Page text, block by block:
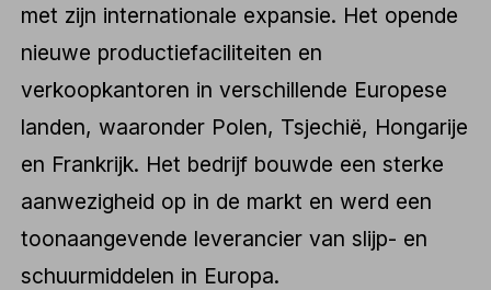
met zijn internationale expansie. Het opende
nieuwe productiefaciliteiten en
verkoopkantoren in verschillende Europese
landen, waaronder Polen, Tsjechië, Hongarije
en Frankrijk. Het bedrijf bouwde een sterke
aanwezigheid op in de markt en werd een
toonaangevende leverancier van slijp- en
schuurmiddelen in Europa.